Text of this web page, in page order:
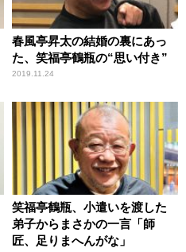
春風亭昇太の結婚の裏にあっ
た、笑福亭鶴瓶の“思い付き”
2019.11.24
笑福亭鶴瓶、小遣いを渡した
弟子からまさかの一言「師
匠、足りまへんがな」